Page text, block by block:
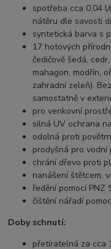
spotřeba cca 0,04 l/
nátěru dle savosti
syntetická barva s
17 hotových
čedičově šedá,
mahagon, modřín,
zahradní zeleň).
samostatně v
pro venkovní
silná UV ochrana
odolná proti
prodyšná pro vodní
chrání dřevo proti
nanášení štětcem,
ředění pomocí PNZ
čištění nářadí
Doby schnutí:
přetíratelná za cca